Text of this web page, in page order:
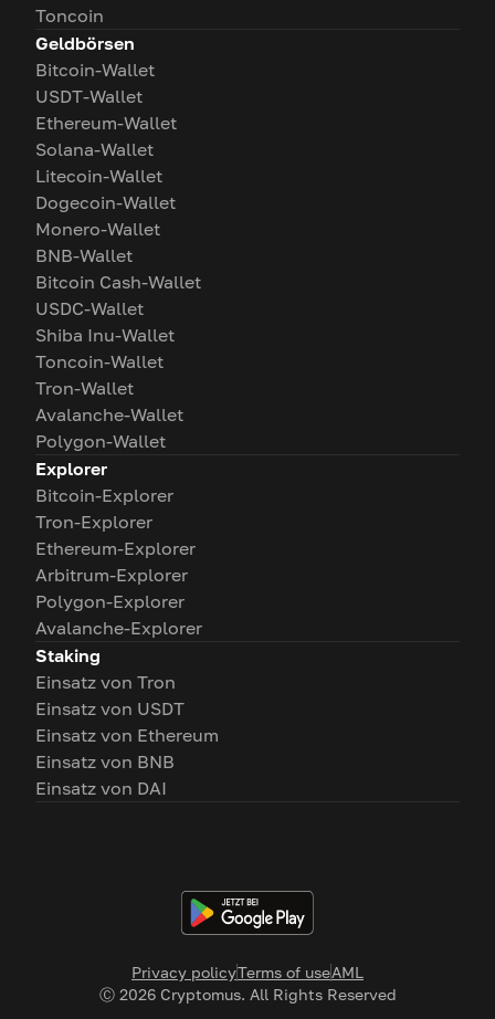
Privacy policyTerms of useAML
Ⓒ 2026Cryptomus. All Rights Reserved
Toncoin
Geldbörsen
Bitcoin-Wallet
USDT-Wallet
Ethereum-Wallet
Solana-Wallet
Litecoin-Wallet
Dogecoin-Wallet
Monero-Wallet
BNB-Wallet
Bitcoin Cash-Wallet
USDC-Wallet
Shiba Inu-Wallet
Toncoin-Wallet
Tron-Wallet
Avalanche-Wallet
Polygon-Wallet
Explorer
Bitcoin-Explorer
Tron-Explorer
Ethereum-Explorer
Arbitrum-Explorer
Polygon-Explorer
Avalanche-Explorer
Staking
Einsatz von Tron
Einsatz von USDT
Einsatz von Ethereum
Einsatz von BNB
Einsatz von DAI